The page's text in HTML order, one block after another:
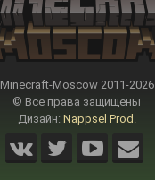
Minecraft-Moscow 2011-2026
© Все права защищены
Дизайн: Nappsel Prod.